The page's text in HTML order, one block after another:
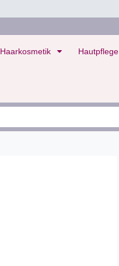
Haarkosmetik Hautpflege